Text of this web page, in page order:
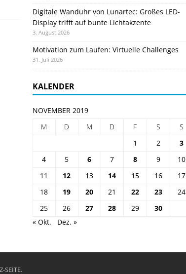
Digitale Wanduhr von Lunartec: Großes LED-
Display trifft auf bunte Lichtakzente
3. August 2026
Motivation zum Laufen: Virtuelle Challenges
31. Juli 2026
KALENDER
NOVEMBER 2019
M
D M D F S
S
1
2
3
4
5 6 7 8 9
10
11
12 13 14 15 16
17
18
19 20 21 22 23
24
25
26 27 28 29
30
« Okt.
Dez. »
SEITE.